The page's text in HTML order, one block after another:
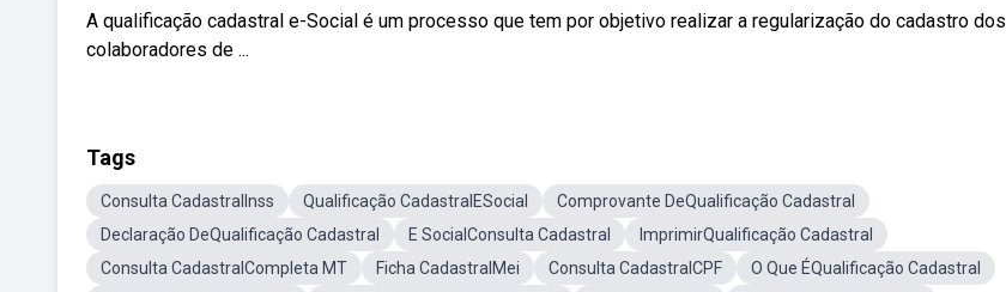
A qualificação cadastral e-Social é um processo que tem por objetivo realizar a regularização do cadastro dos
colaboradores de ...
Tags
Consulta CadastralInss Qualificação CadastralESocial
Comprovante DeQualificação Cadastral
Declaração DeQualificação Cadastral
E SocialConsulta Cadastral
ImprimirQualificação Cadastral
Consulta CadastralCompleta MT
Ficha CadastralMei Consulta CadastralCPF
O Que ÉQualificação Cadastral